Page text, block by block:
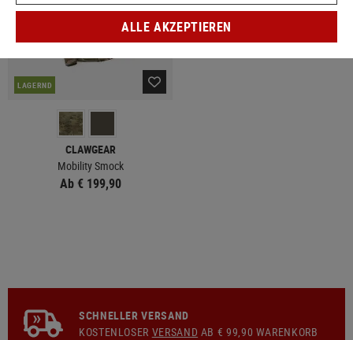
LAGERND
CLAWGEAR
Mobility Smock
Ab € 199,90
SCHNELLER VERSAND
KOSTENLOSER VERSAND AB € 99,90 WARENKORB
ALLE AKZEPTIEREN